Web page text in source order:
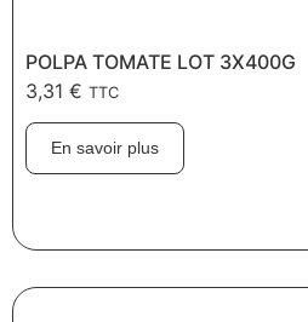
POLPA TOMATE LOT 3X400G
3,31 € TTC
En savoir plus